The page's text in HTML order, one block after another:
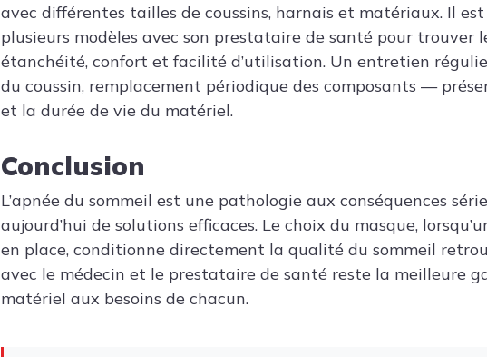
avec différentes tailles de coussins, harnais et matériaux. Il est
plusieurs modèles avec son prestataire de santé pour trouver
étanchéité, confort et facilité d’utilisation. Un entretien
du coussin, remplacement périodique des composants —
et la durée de vie du matériel.
Conclusion
L’apnée du sommeil est une pathologie aux conséquences
aujourd’hui de solutions efficaces. Le choix du masque,
en place, conditionne directement la qualité du sommeil
avec le médecin et le prestataire de santé reste la meilleure
matériel aux besoins de chacun.